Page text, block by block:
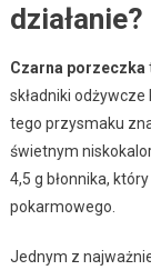
działanie?
Czarna porzeczka
składniki
tego przysmaku
świetnym
4,5 g błonnika,
pokarmowego.
Jednym z